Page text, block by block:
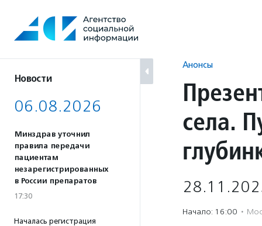
содержанию
Новости
06.08.2026
Минздрав уточнил
правила передачи
пациентам
незарегистрированных
в России препаратов
17:30
Началась регистрация
Анонсы
села.
Начало: 16:00 ·